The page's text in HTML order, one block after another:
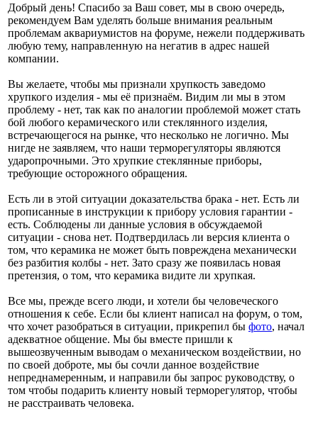
Добрый день! Спасибо за Ваш совет, мы в свою очередь,
рекомендуем Вам уделять больше внимания реальным
проблемам аквариумистов на форуме, нежели поддерживать
любую тему, направленную на негатив в адрес нашей
компании.
Вы желаете, чтобы мы признали хрупкость заведомо
хрупкого изделия - мы её признаём. Видим ли мы в этом
проблему - нет, так как по аналогии проблемой может стать
бой любого керамического или стеклянного изделия,
встречающегося на рынке, что несколько не логично. Мы
нигде не заявляем, что наши терморегуляторы являются
ударопрочными. Это хрупкие стеклянные приборы,
требующие осторожного обращения.
Есть ли в этой ситуации доказательства брака - нет. Есть ли
прописанные в инструкции к прибору условия гарантии -
есть. Соблюдены ли данные условия в обсуждаемой
ситуации - снова нет. Подтвердилась ли версия клиента о
том, что керамика не может быть повреждена механически
без разбития колбы - нет. Зато сразу же появилась новая
претензия, о том, что керамика видите ли хрупкая.
Все мы, прежде всего люди, и хотели бы человеческого
отношения к себе. Если бы клиент написал на форум, о том,
что хочет разобраться в ситуации, прикрепил бы фото, начал
адекватное общение. Мы бы вместе пришли к
вышеозвученным выводам о механическом воздействии, но
по своей доброте, мы бы сочли данное воздействие
непреднамеренным, и направили бы запрос руководству, о
том чтобы подарить клиенту новый терморегулятор, чтобы
не расстраивать человека.